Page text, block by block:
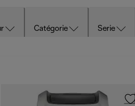
Catégorie Serie